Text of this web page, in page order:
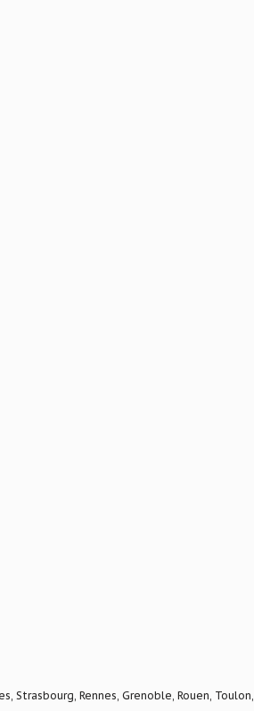
Strasbourg, Rennes, Grenoble, Rouen, Toulon,